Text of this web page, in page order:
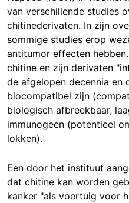
van verschillende studies
chitinederivaten. In zijn
sommige studies erop
antitumor effecten
chitine en zijn derivaten
de afgelopen decennia en
biocompatibel zijn
biologisch afbreekbaar,
immunogeen (potentieel
lokken).
Een door het instituut
dat chitine kan worden
kanker "als voertuig voor